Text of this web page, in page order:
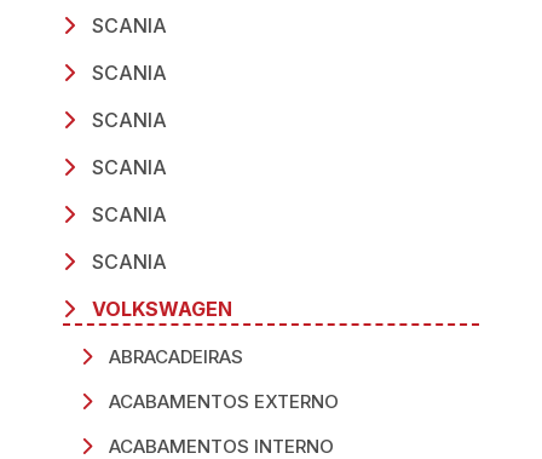
SCANIA
SCANIA
SCANIA
SCANIA
SCANIA
SCANIA
VOLKSWAGEN
ABRACADEIRAS
ACABAMENTOS EXTERNO
ACABAMENTOS INTERNO